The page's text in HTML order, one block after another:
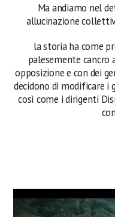
Ma andiamo nel
allucinazione
la storia ha come
palesemente cancro
opposizione e con dei
decidono di modificare i
così come i dirigenti